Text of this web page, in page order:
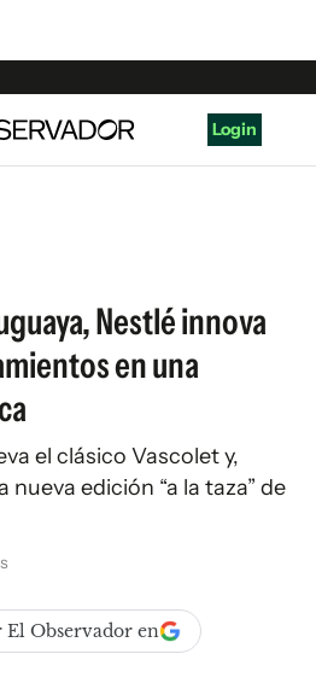
Login
Nestlé innova
en una
el clásico Vascolet y,
edición “a la taza” de
El Observador en